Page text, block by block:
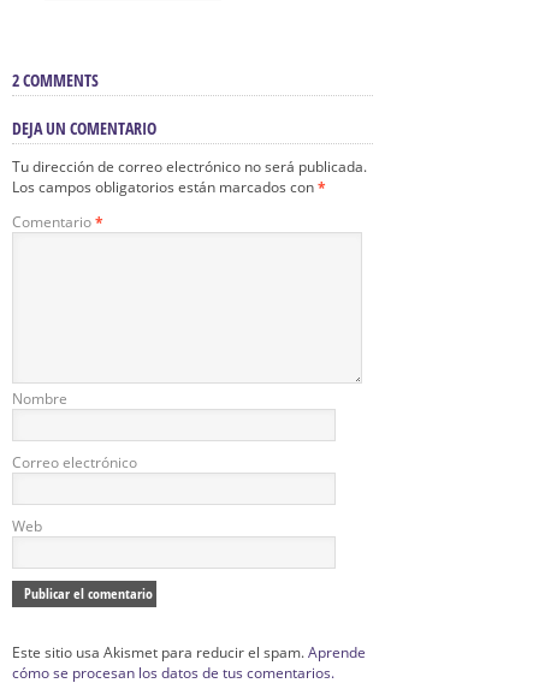
2 COMMENTS
DEJA UN COMENTARIO
Tu dirección de correo electrónico no será publicada.
Los campos obligatorios están marcados con*
Comentario*
Nombre
Correo electrónico
Web
Este sitio usa Akismet para reducir el spam.Aprende
cómo se procesan los datos de tus comentarios.